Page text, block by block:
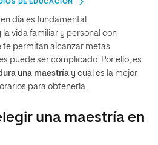
día es fundamental.
vida familiar y personal con
permitan alcanzar metas
puede ser complicado. Por ello, es
una maestría y cuál es la mejor
para obtenerla.
una maestría en